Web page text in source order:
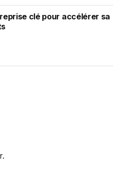
clé pour accélérer sa